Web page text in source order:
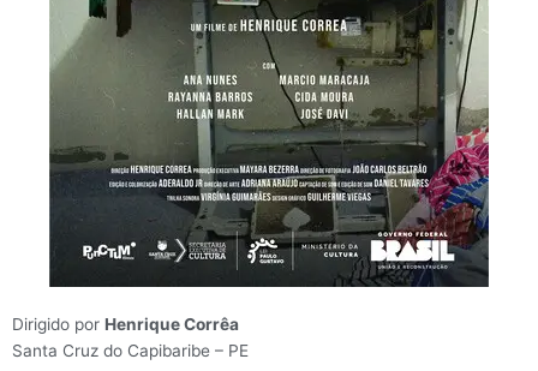
Dirigido por Henrique Corrêa
Santa Cruz do Capibaribe – PE